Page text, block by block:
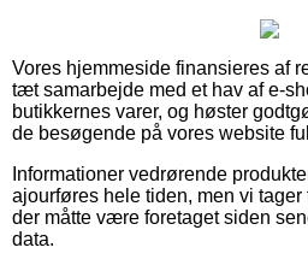
Vores hjemmeside finansieres af
tæt samarbejde med et hav af e-
butikkernes varer, og høster
de besøgende på vores website
Informationer vedrørende
ajourføres hele tiden, men vi
der måtte være foretaget siden
data.